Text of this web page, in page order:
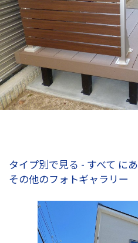
タイプ別で見る - すべて に
その他のフォトギャラリー